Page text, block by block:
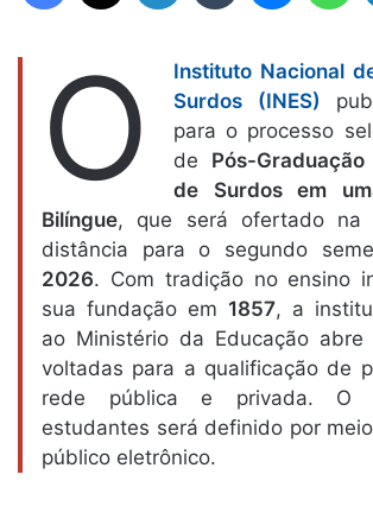
O
Instituto Nacional
Surdos (INES)
para o processo
de Pós-
de Surdos em
Bilíngue, que será ofertado na
distância para o segundo
2026. Com tradição no ensino
sua fundação em 1857, a
ao Ministério da Educação abre
voltadas para a qualificação de
rede pública e privada. O
estudantes será definido por
público eletrônico.